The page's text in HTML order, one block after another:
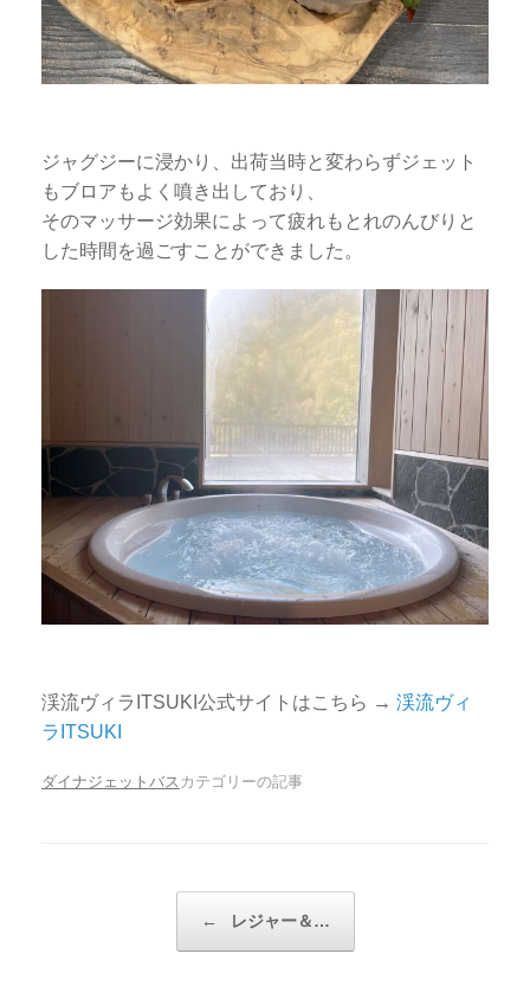
ジャグジーに浸かり、出荷当時と変わらずジェット
もブロアもよく噴き出しており、
そのマッサージ効果によって疲れもとれのんびりと
した時間を過ごすことができました。
渓流ヴィラITSUKI公式サイトはこちら → 渓流ヴィ
ラITSUKI
ダイナジェットバス カテゴリーの記事
投稿ナビゲーション← レジャー＆…